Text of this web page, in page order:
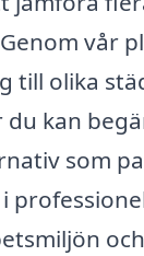
vår
till olika
kan
som